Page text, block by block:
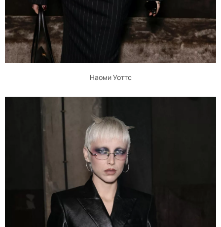
Наоми Уоттс